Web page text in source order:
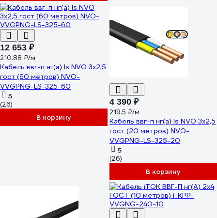
12 653 ₽
210.88 ₽/м
Кабель ввг-п нг(а) ls NVO 3x2,5
гост (60 метров) NVO-
VVGPNG-LS-325-60
5
(26)
В корзину
4 390 ₽
219.5 ₽/м
Кабель ввг-п нг(а) ls NVO 3x2,5
гост (20 метров) NVO-
VVGPNG-LS-325-20
5
(26)
В корзину